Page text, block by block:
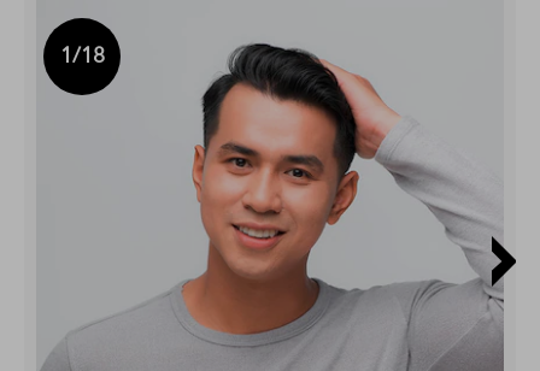
1/18